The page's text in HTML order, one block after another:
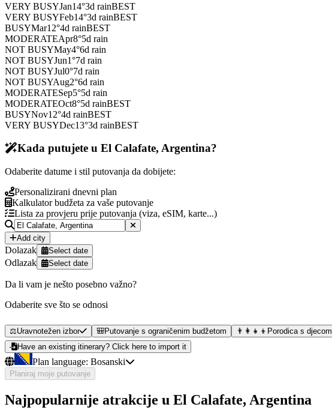
VERY BUSYJan14°3d rainBEST
VERY BUSYFeb14°3d rainBEST
BUSYMar12°4d rainBEST
MODERATEApr8°5d rain
NOT BUSYMay4°6d rain
NOT BUSYJun1°7d rain
NOT BUSYJul0°7d rain
NOT BUSYAug2°6d rain
MODERATESep5°5d rain
MODERATEOct8°5d rainBEST
BUSYNov12°4d rainBEST
VERY BUSYDec13°3d rainBEST
Kada putujete u El Calafate, Argentina?
Odaberite datume i stil putovanja da dobijete:
Personalizirani dnevni plan
Kalkulator budžeta za vaše putovanje
Lista za provjeru prije putovanja (viza, eSIM, karte...)
Add city
Dolazak Select date
Odlazak Select date
Da li vam je nešto posebno važno?
Odaberite sve što se odnosi
⚖️Uravnotežen izbor 🎒Putovanje s ograničenim budžetom 👨‍👩‍👧‍👦 Porodica s djecom
Have an existing itinerary? Click here to import it
Plan language: Bosanski
Planiraj moje putovanje
Najpopularnije atrakcije u El Calafate, Argentina